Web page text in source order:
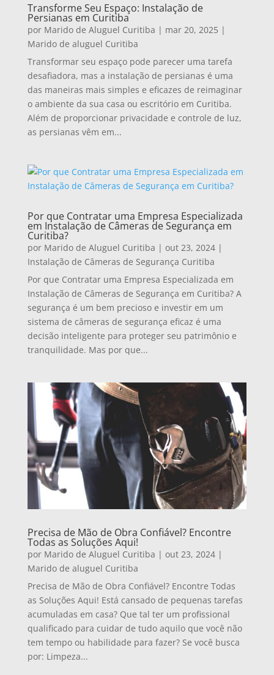
Transforme Seu Espaço: Instalação de
Persianas em Curitiba
por Marido de Aluguel Curitiba | mar 20, 2025 |
Marido de aluguel Curitiba
Transformar seu espaço pode parecer uma tarefa
desafiadora, mas a instalação de persianas é uma
das maneiras mais simples e eficazes de reimaginar
o ambiente da sua casa ou escritório em Curitiba.
Além de proporcionar privacidade e controle de luz,
as persianas vêm em...
Por que Contratar uma Empresa Especializada
em Instalação de Câmeras de Segurança em
Curitiba?
por Marido de Aluguel Curitiba | out 23, 2024|
Instalação de Câmeras de Segurança Curitiba
Por que Contratar uma Empresa Especializada em
Instalação de Câmeras de Segurança em Curitiba? A
segurança é um bem precioso e investir em um
sistema de câmeras de segurança eficaz é uma
decisão inteligente para proteger seu patrimônio e
tranquilidade. Mas por que...
Precisa de Mão de Obra Confiável? Encontre
Todas as Soluções Aqui!
por Marido de Aluguel Curitiba | out 23, 2024|
Marido de aluguel Curitiba
Precisa de Mão de Obra Confiável? Encontre Todas
as Soluções Aqui! Está cansado de pequenas tarefas
acumuladas em casa? Que tal ter um profissional
qualificado para cuidar de tudo aquilo que você não
tem tempo ou habilidade para fazer? Se você busca
por: Limpeza...